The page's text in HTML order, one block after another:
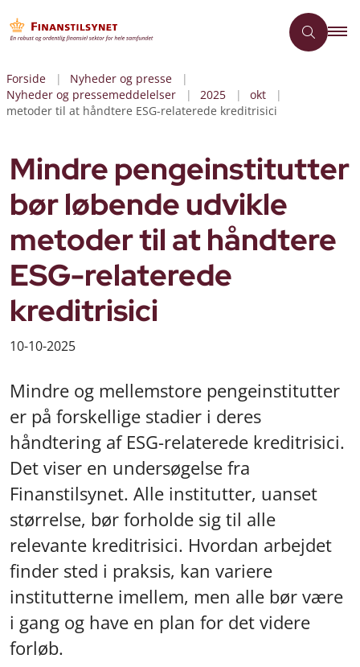
Forside
Nyheder og presse
Nyheder og pressemeddelelser
2025
okt
metoder til at håndtere ESG-relaterede kreditrisici
Mindre pengeinstitutter
bør løbende udvikle
metoder til at håndtere
ESG-relaterede
kreditrisici
10-10-2025
Mindre og mellemstore pengeinstitutter
er på forskellige stadier i deres
håndtering af ESG-relaterede kreditrisici.
Det viser en undersøgelse fra
Finanstilsynet. Alle institutter, uanset
størrelse, bør forholde sig til alle
relevante kreditrisici. Hvordan arbejdet
finder sted i praksis, kan variere
institutterne imellem, men alle bør være
i gang og have en plan for det videre
forløb.